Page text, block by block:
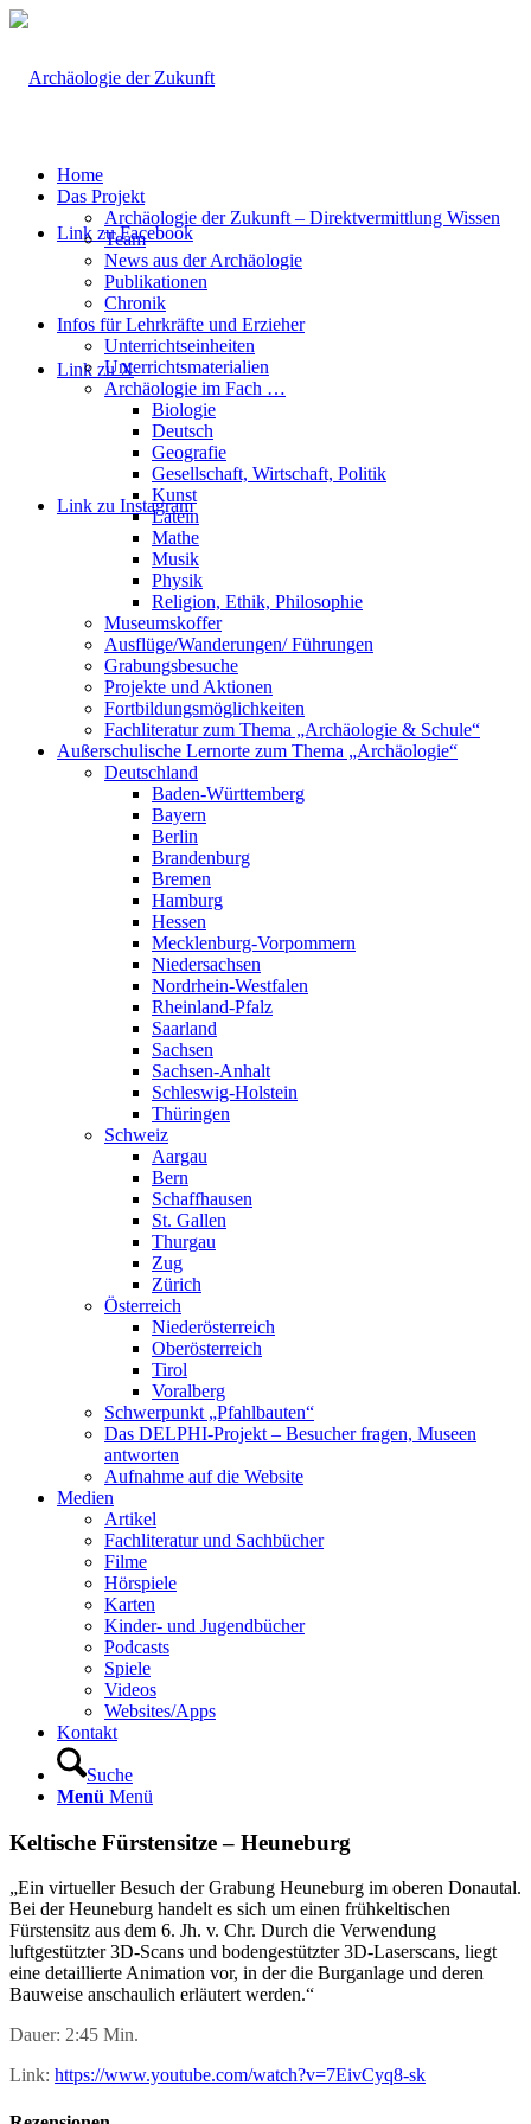
Link zu Facebook
Link zu X
Link zu Instagram
Home
Das Projekt
Archäologie der Zukunft – Direktvermittlung Wissen
Team
News aus der Archäologie
Publikationen
Chronik
Infos für Lehrkräfte und Erzieher
Unterrichtseinheiten
Unterrichtsmaterialien
Archäologie im Fach …
Biologie
Deutsch
Geografie
Gesellschaft, Wirtschaft, Politik
Kunst
Latein
Mathe
Musik
Physik
Religion, Ethik, Philosophie
Museumskoffer
Ausflüge/Wanderungen/ Führungen
Grabungsbesuche
Projekte und Aktionen
Fortbildungsmöglichkeiten
Fachliteratur zum Thema „Archäologie & Schule“
Außerschulische Lernorte zum Thema „Archäologie“
Deutschland
Baden-Württemberg
Bayern
Berlin
Brandenburg
Bremen
Hamburg
Hessen
Mecklenburg-Vorpommern
Niedersachsen
Nordrhein-Westfalen
Rheinland-Pfalz
Saarland
Sachsen
Sachsen-Anhalt
Schleswig-Holstein
Thüringen
Schweiz
Aargau
Bern
Schaffhausen
St. Gallen
Thurgau
Zug
Zürich
Österreich
Niederösterreich
Oberösterreich
Tirol
Voralberg
Schwerpunkt „Pfahlbauten“
Das DELPHI-Projekt – Besucher fragen, Museen
antworten
Aufnahme auf die Website
Medien
Artikel
Fachliteratur und Sachbücher
Filme
Hörspiele
Karten
Kinder- und Jugendbücher
Podcasts
Spiele
Videos
Websites/Apps
Kontakt
Suche
Menü Menü
Keltische Fürstensitze – Heuneburg
„Ein virtueller Besuch der Grabung Heuneburg im oberen Donautal.
Bei der Heuneburg handelt es sich um einen frühkeltischen
Fürstensitz aus dem 6. Jh. v. Chr. Durch die Verwendung
luftgestützter 3D-Scans und bodengestützter 3D-Laserscans, liegt
eine detaillierte Animation vor, in der die Burganlage und deren
Bauweise anschaulich erläutert werden.“
Dauer: 2:45 Min.
Link: https://www.youtube.com/watch?v=7EivCyq8-sk